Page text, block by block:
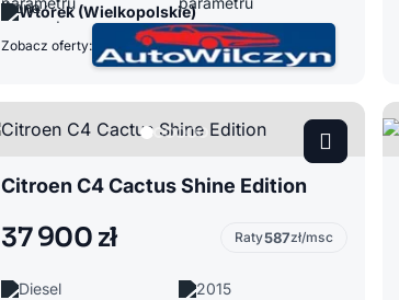
Wtórek (Wielkopolskie)
Zobacz oferty:
Citroen C4 Cactus Shine Edition
37 900 zł Raty587zł/msc
Diesel
2015